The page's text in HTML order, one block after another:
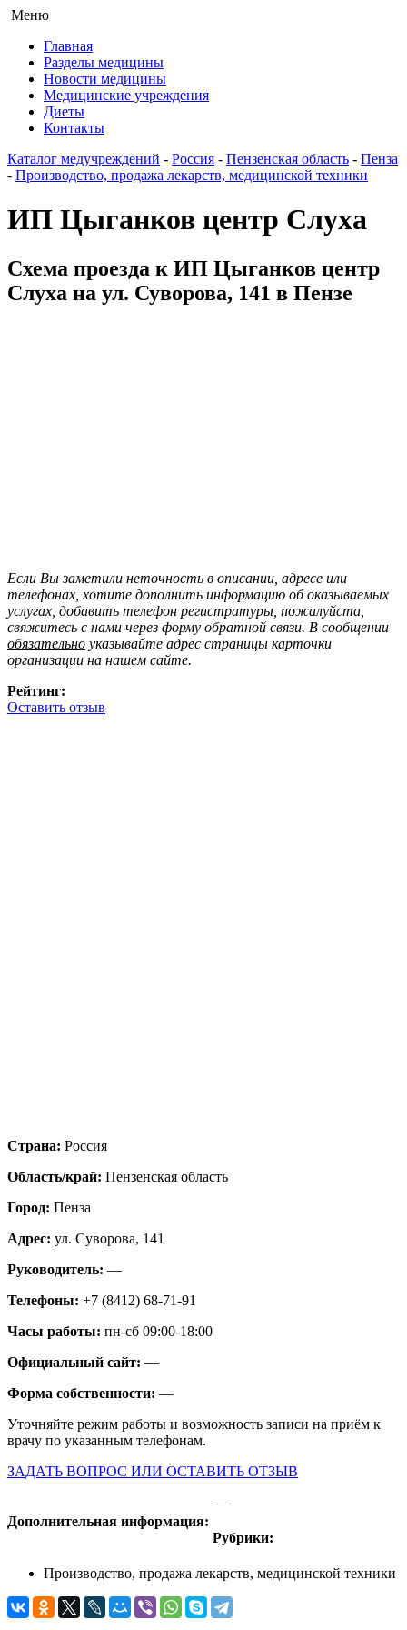
Меню
Главная
Разделы медицины
Новости медицины
Медицинские учреждения
Диеты
Контакты
Каталог медучреждений - Россия - Пензенская область - Пенза
- Производство, продажа лекарств, медицинской техники
ИП Цыганков центр Слуха
Схема проезда к ИП Цыганков центр
Слуха на ул. Суворова, 141 в Пензе
Если Вы заметили неточность в описании, адресе или
телефонах, хотите дополнить информацию об оказываемых
услугах, добавить телефон регистратуры, пожалуйста,
свяжитесь с нами через форму обратной связи. В сообщении
обязательно указывайте адрес страницы карточки
организации на нашем сайте.
Рейтинг:
Оставить отзыв
Страна: Россия
Область/край: Пензенская область
Город: Пенза
Адрес: ул. Суворова, 141
Руководитель: —
Телефоны: +7 (8412) 68-71-91
Часы работы: пн-сб 09:00-18:00
Официальный сайт: —
Форма собственности: —
Уточняйте режим работы и возможность записи на приём к
врачу по указанным телефонам.
ЗАДАТЬ ВОПРОС ИЛИ ОСТАВИТЬ ОТЗЫВ
Дополнительная информация:
—
Рубрики:
Производство, продажа лекарств, медицинской техники